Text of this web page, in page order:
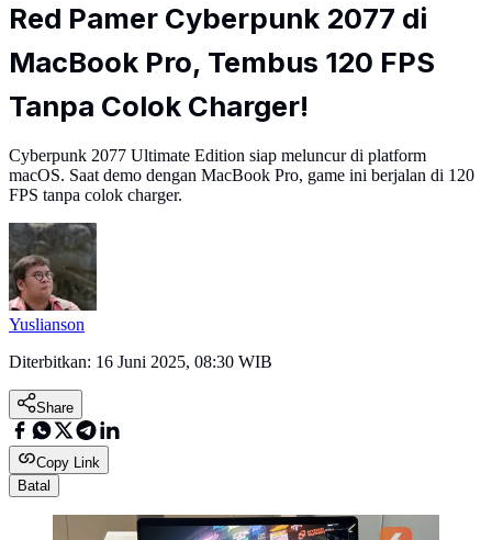
Red Pamer Cyberpunk 2077 di
MacBook Pro, Tembus 120 FPS
Tanpa Colok Charger!
Cyberpunk 2077 Ultimate Edition siap meluncur di platform
macOS. Saat demo dengan MacBook Pro, game ini berjalan di 120
FPS tanpa colok charger.
Yuslianson
Diterbitkan: 16 Juni 2025, 08:30 WIB
Share
Copy Link
Batal